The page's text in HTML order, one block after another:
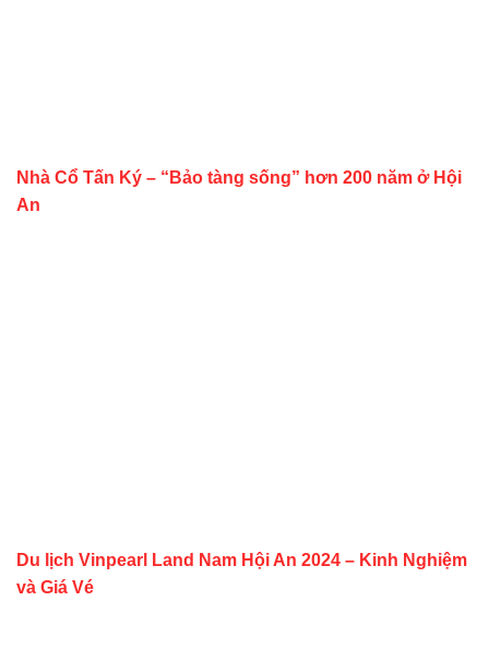
Nhà Cổ Tấn Ký – “Bảo tàng sống” hơn 200 năm ở Hội
An
Du lịch Vinpearl Land Nam Hội An 2024 – Kinh Nghiệm
và Giá Vé